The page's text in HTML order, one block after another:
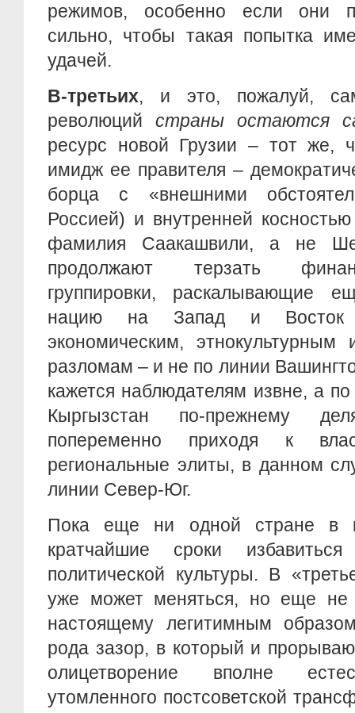
режимов, особенно если они
сильно, чтобы такая попытка
удачей.
В-третьих, и это, пожалуй,
революций страны остаются
ресурс новой Грузии – тот же,
имидж ее правителя –
борца с «внешними
Россией) и внутренней
фамилия Саакашвили, а не
продолжают терзать
группировки, раскалывающие
нацию на Запад и Восток
экономическим,
разломам – и не по линии
кажется наблюдателям извне, а
Кыргызстан по-прежнему
попеременно приходя к
региональные элиты, в данном
линии Север-Юг.
Пока еще ни одной стране в
кратчайшие сроки
политической культуры. В
уже может меняться, но еще не
настоящему легитимным
рода зазор, в который и
олицетворение вполне
утомленного постсоветской